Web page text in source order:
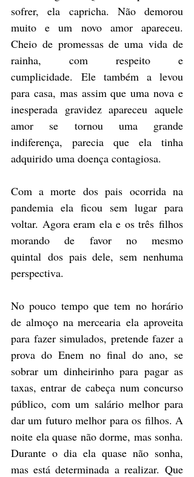
sofrer, ela capricha. Não demorou
muito e um novo amor apareceu.
Cheio de promessas de uma vida de
rainha, com respeito e
cumplicidade. Ele também a levou
para casa, mas assim que uma nova e
inesperada gravidez apareceu aquele
amor se tornou uma grande
indiferença, parecia que ela tinha
adquirido uma doença contagiosa.
Com a morte dos pais ocorrida na
pandemia ela ficou sem lugar para
voltar. Agora eram ela e os três filhos
morando de favor no mesmo
quintal dos pais dele, sem nenhuma
perspectiva.
No pouco tempo que tem no horário
de almoço na mercearia ela aproveita
para fazer simulados, pretende fazer a
prova do Enem no final do ano, se
sobrar um dinheirinho para pagar as
taxas, entrar de cabeça num concurso
público, com um salário melhor para
dar um futuro melhor para os filhos. A
noite ela quase não dorme, mas sonha.
Durante o dia ela quase não sonha,
mas está determinada a realizar. Que